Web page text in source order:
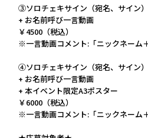
③ソロチェキサイン（宛名、サイン）
+ お名前呼び一言動画
￥4500（税込）
※一言動画コメント:「ニックネーム
④ソロチェキサイン（宛名、サイン）
+ お名前呼び一言動画
+ 本イベント限定A3ポスター
￥6000（税込）
※一言動画コメント:「ニックネーム